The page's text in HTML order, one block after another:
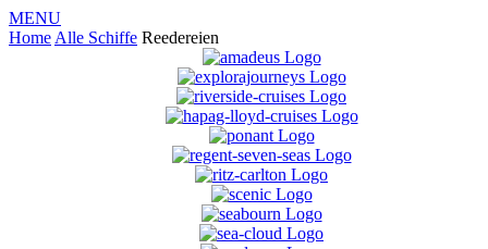
MENU
Home Alle Schiffe Reedereien